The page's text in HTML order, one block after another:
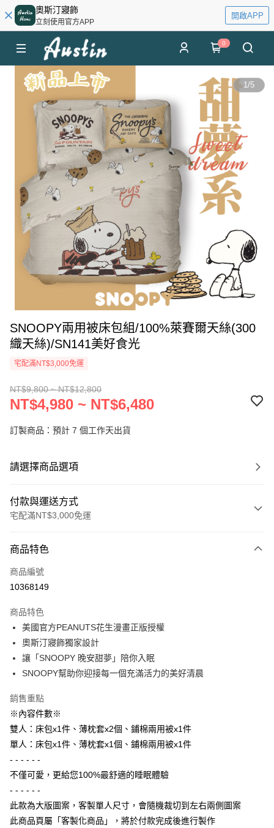
奧斯汀寢飾
立刻使用官方APP
開啟APP
0
1/5
SNOOPY兩用被床包組/100%萊賽爾天絲(300
織天絲)/SN141美好食光
宅配滿NT$3,000免運
NT$9,800 ~ NT$12,800
NT$4,980 ~ NT$6,480
訂製商品：預計 7 個工作天出貨
請選擇商品選項
付款與運送方式
宅配滿NT$3,000免運
信用卡一次付款
信用卡分期付款
合作金庫商業銀行
華南商業銀行
彰化商業銀行
上海商業儲蓄銀行
國泰世華商業銀行
兆豐國際商業銀行
臺灣中小企業銀行
台中商業銀行
聯邦商業銀行
元大商業銀行
台新國際商業銀行
中國信託商業銀行
台灣樂天信用卡公司
6 期 0 利率 每期
華南商業銀行
上海商業儲蓄銀行
台北富邦商業銀行
國泰世華商業銀行
兆豐國際商業銀行
匯豐（台灣）商業銀行
聯邦商業銀行
元大商業銀行
永豐商業銀行
玉山商業銀行
星展（台灣）商業銀行
LINE Pay
Apple Pay
悠遊付
Google Pay
【關於「AFTEE先享後付」】
AFTEE先享後付是「在收到商品之後才付款」的支付方式。 讓您購物簡單
便利好安心！
１．簡單：不需註冊會員、不需綁卡、不需儲值。
２．便利：只要手機號碼，簡訊認證，即可結帳。
ATM付款
運送方式
商品特色
商品編號
10368149
商品特色
美國官方PEANUTS花生漫畫正版授權
奧斯汀寢飾獨家設計
讓「SNOOPY 晚安甜夢」陪你入眠
SNOOPY幫助你迎接每一個充滿活力的美好清晨
銷售重點
※內容件數※
雙人：床包x1件、薄枕套x2個、鋪棉兩用被x1件
單人：床包x1件、薄枕套x1個、鋪棉兩用被x1件
- - - - - -
不僅可愛，更給您100%最舒適的睡眠體驗
- - - - - -
此款為大版圖案，客製單人尺寸，會隨機裁切到左右兩側圖案
此商品頁屬「客製化商品」，將於付款完成後進行製作